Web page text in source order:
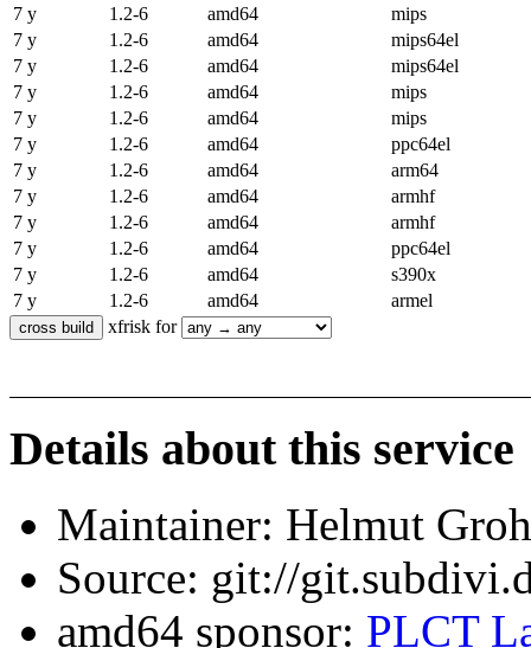
7 y
1.2-6 amd64
mips
7 y
1.2-6 amd64
mips64el
7 y
1.2-6 amd64
mips64el
7 y
1.2-6 amd64
mips
7 y
1.2-6 amd64
mips
7 y
1.2-6 amd64
ppc64el
7 y
1.2-6 amd64
arm64
7 y
1.2-6 amd64
armhf
7 y
1.2-6 amd64
armhf
7 y
1.2-6 amd64
ppc64el
7 y
1.2-6 amd64
s390x
7 y
1.2-6 amd64
armel
xfrisk for
Details about this service
Maintainer: Helmut
Source: git://
amd64 sponsor: PLCT